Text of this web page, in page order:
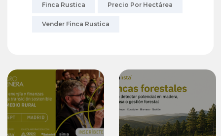
Finca Rustica Precio Por Hectárea
Vender Finca Rustica